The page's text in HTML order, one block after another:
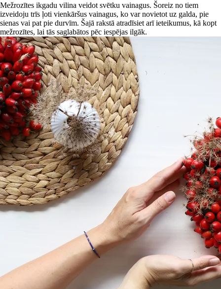
Mežrozītes ikgadu vilina veidot svētku vainagus. Šoreiz no tiem
izveidoju trīs ļoti vienkāršus vainagus, ko var novietot uz galda, pie
sienas vai pat pie durvīm. Šajā rakstā atradīsiet arī ieteikumus, kā kopt
mežrozītes, lai tās saglabātos pēc iespējas ilgāk.